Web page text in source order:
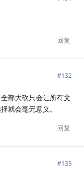
回复
#132
部大砍只会让所有文
就会毫无意义。
回复
#133